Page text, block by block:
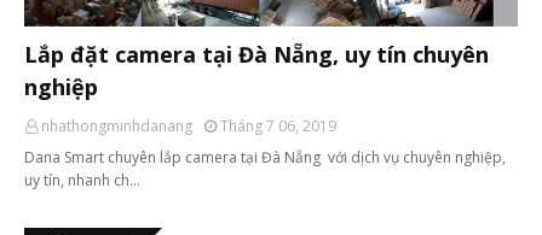
Lắp đặt camera tại Đà Nẵng, uy tín chuyên
nghiệp
nhathongminhdanang
Tháng 7 06, 2019
Dana Smart chuyên lắp camera tại Đà Nẵng với dịch vụ chuyên nghiệp,
uy tín, nhanh ch…